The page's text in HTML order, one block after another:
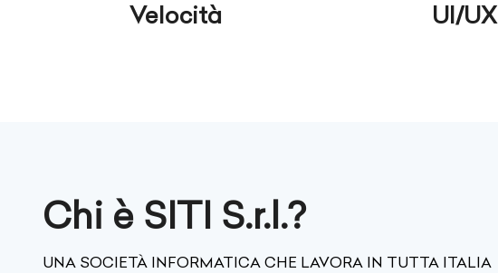
Velocità UI/UX
Chi è SITI S.r.l.?
UNA SOCIETÀ INFORMATICA CHE LAVORA IN TUTTA ITALIA